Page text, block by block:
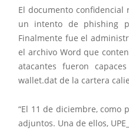
El documento confidencial
un intento de phishing
Finalmente fue el
el archivo Word que
atacantes fueron
wallet.dat de la cartera
“El 11 de diciembre, como
adjuntos. Una de ellos,